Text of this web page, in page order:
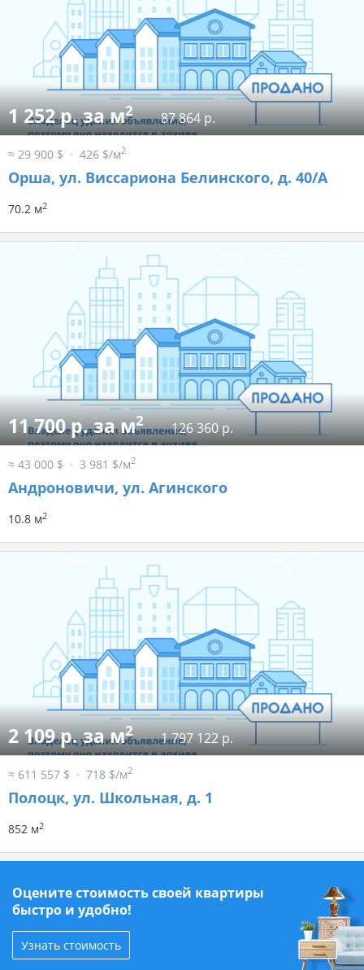
1 252 р. за м2 87 864 р.
≈ 29 900 $ 426 $/м2
Орша, ул. Виссариона Белинского, д. 40/А
70.2 м2
11 700 р. за м2 126 360 р.
≈ 43 000 $ 3 981 $/м2
Андроновичи, ул. Агинского
10.8 м2
2 109 р. за м2 1 797 122 р.
≈ 611 557 $ 718 $/м2
Полоцк, ул. Школьная, д. 1
852 м2
Оцените стоимость своей квартиры
быстро и удобно!
Узнать стоимость